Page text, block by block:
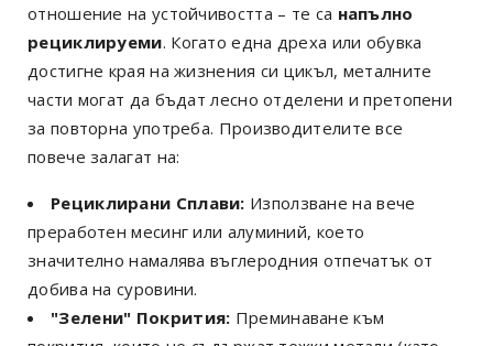
отношение на устойчивостта – те са напълно
рециклируеми. Когато една дреха или обувка
достигне края на жизнения си цикъл, металните
части могат да бъдат лесно отделени и претопени
за повторна употреба. Производителите все
повече залагат на:
Рециклирани Сплави: Използване на вече
преработен месинг или алуминий, което
значително намалява въглеродния отпечатък от
добива на суровини.
"Зелени" Покрития: Преминаване към